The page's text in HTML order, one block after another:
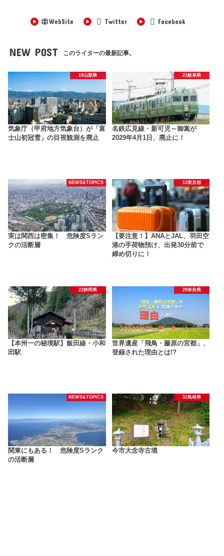
WebSite Twitter Facebook
NEW POST このライターの最新記事。
19山梨県
気象庁（甲府地方気象台）が「富
士山初冠雪」の目視観測を廃止
21岐阜県
名鉄広見線・新可児～御嵩が
2029年4月1日、廃止に！
NEWS&TOPICS
実は関西は密集！ 危険度Sラン
クの活断層
13東京都
【要注意！】ANAとJAL、羽田空
港の手荷物預け、出発30分前で
締め切りに！
22静岡県
【本州一の秘境駅】飯田線・小和
田駅
29奈良県
世界遺産「飛鳥・藤原の宮都」、
登録された理由とは!?
NEWS&TOPICS
関東にもある！ 危険度Sランク
の活断層
32島根県
今市大念寺古墳